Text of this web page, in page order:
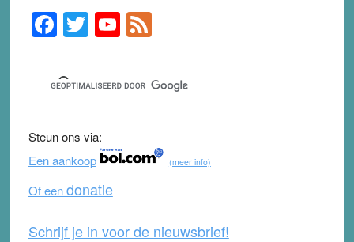
Primary
Sidebar
F
a
c
e
b
o
o
k
T
wi
tt
er
Y
o
u
T
b
e
F
e
d
Steun ons via:
Een aankoop
(meer info)
Of eendonatie
Schrijf je in voor de nieuwsbrief!